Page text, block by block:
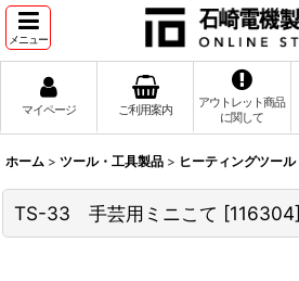
メニュー
マイページ ご利用案内
アウトレット商品
に関して
ホーム > ツール・工具製品 > ヒーティングツール
TS-33 手芸用ミニこて [116304]